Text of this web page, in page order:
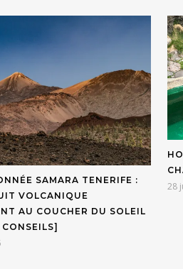
SAMARA TENERIFE :
VOLCANIQUE
AU COUCHER DU SOLEIL
28